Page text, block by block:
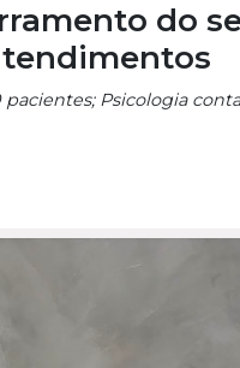
do
Psicologia